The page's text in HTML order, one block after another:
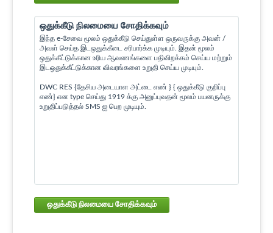
ஒதுக்கீடு நிலமையை சோதிக்கவும்
இந்த e-சேவை மூலம் ஒதுக்கீடு செய்துள்ள ஒருவருக்கு அவன் /
அவள் செய்த இடஒதுக்கீடை சரிபார்க்க முடியும். இதன் மூலம்
ஒதுக்கீட்டுக்கான உரிய ஆவணங்களை பதிவிறக்கம் செய்ய மற்றும்
இடஒதுக்கீட்டுக்கான விவரங்களை உறுதி செய்ய முடியும்.
DWC RES {தேசிய அடையாள அட்டை எண் } { ஒதுக்கீடு குறிப்பு
எண்} என type செய்து 1919 க்கு அனுப்புவதன் மூலம் பயனருக்கு
உறுதிப்படுத்தல் SMS ஐ பெற முடியும்.
ஒதுக்கீடு நிலமையை சோதிக்கவும்